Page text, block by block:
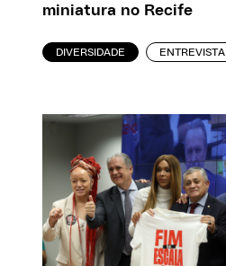
miniatura no Recife
DIVERSIDADE ENTREVISTA